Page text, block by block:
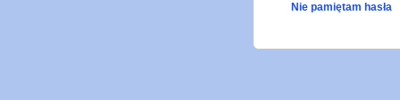
Nie pamiętam hasła